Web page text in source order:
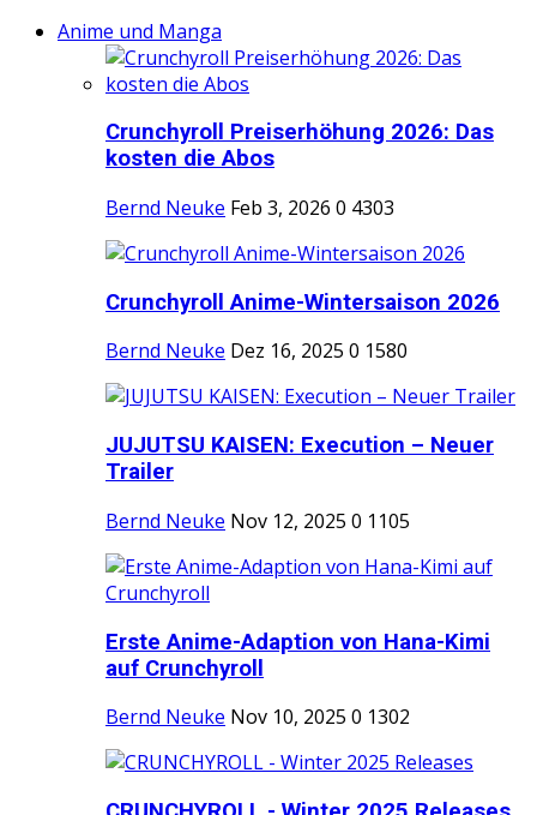
Anime und Manga
Crunchyroll Preiserhöhung 2026: Das
kosten die Abos
Bernd Neuke Feb 3, 2026 0 4303
Crunchyroll Anime-Wintersaison 2026
Bernd Neuke Dez 16, 2025 0 1580
JUJUTSU KAISEN: Execution – Neuer
Trailer
Bernd Neuke Nov 12, 2025 0 1105
Erste Anime-Adaption von Hana-Kimi
auf Crunchyroll
Bernd Neuke Nov 10, 2025 0 1302